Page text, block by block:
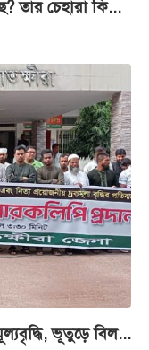
তার চেহারা কি...
ভূতুড়ে বিল...